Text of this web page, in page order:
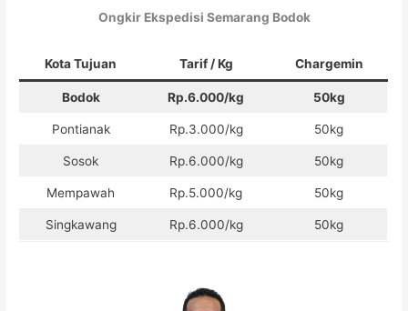
Ongkir Ekspedisi Semarang Bodok
Kota Tujuan Tarif / Kg Chargemin
Bodok Rp.6.000/kg 50kg
Pontianak Rp.3.000/kg 50kg
Sosok Rp.6.000/kg 50kg
Mempawah Rp.5.000/kg 50kg
Singkawang Rp.6.000/kg 50kg